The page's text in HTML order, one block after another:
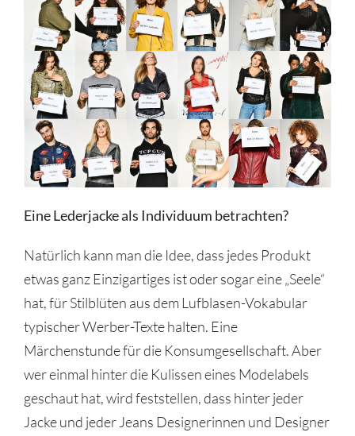
Eine Lederjacke als Individuum betrachten?
Natürlich kann man die Idee, dass jedes Produkt
etwas ganz Einzigartiges ist oder sogar eine „Seele“
hat, für Stilblüten aus dem Lufblasen-Vokabular
typischer Werber-Texte halten. Eine
Märchenstunde für die Konsumgesellschaft. Aber
wer einmal hinter die Kulissen eines Modelabels
geschaut hat, wird feststellen, dass hinter jeder
Jacke und jeder Jeans Designerinnen und Designer